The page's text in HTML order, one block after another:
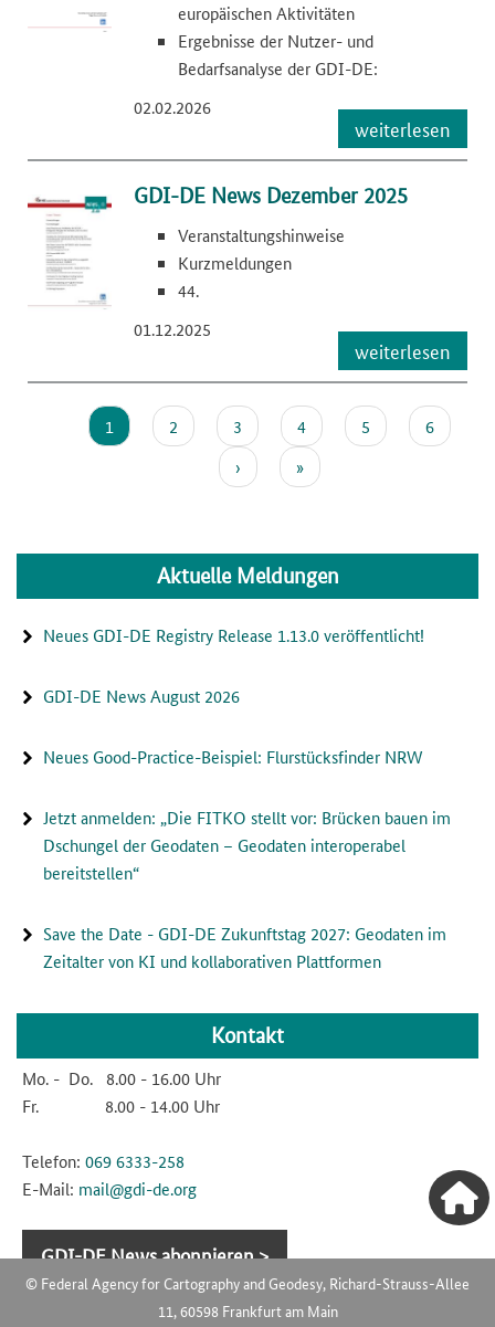
europäischen Aktivitäten
Ergebnisse der Nutzer- und
Bedarfsanalyse der GDI-DE:
02.02.2026
weiterlesen
GDI-DE News Dezember 2025
Veranstaltungshinweise
Kurzmeldungen
44.
01.12.2025
weiterlesen
Pagination
Current
page
1 Page
2 Page
3 Page
4 Page
5 Page
6
Next
page
›
Last
page
»
Aktuelle Meldungen
Neues GDI-DE Registry Release 1.13.0 veröffentlicht!
GDI-DE News August 2026
Neues Good-Practice-Beispiel: Flurstücksfinder NRW
Jetzt anmelden: „Die FITKO stellt vor: Brücken bauen im
Dschungel der Geodaten – Geodaten interoperabel
bereitstellen“
Save the Date - GDI-DE Zukunftstag 2027: Geodaten im
Zeitalter von KI und kollaborativen Plattformen
Kontakt
Mo. - Do. 8.00 - 16.00 Uhr
Fr. 8.00 - 14.00 Uhr
Telefon: 0696333-258
E-Mail: mail@gdi-de.org
GDI-DE News abonnieren >
© Federal Agency for Cartography and Geodesy, Richard-Strauss-Allee
11, 60598 Frankfurt am Main